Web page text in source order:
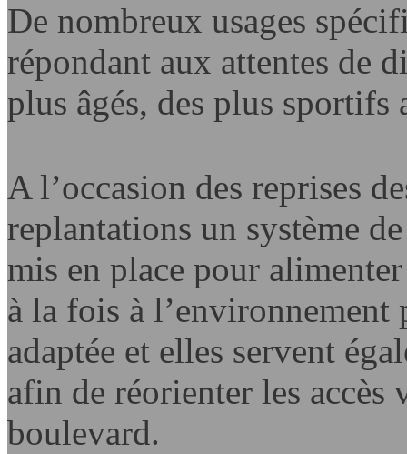
De nombreux usages
répondant aux attentes de
plus âgés, des plus
A l’occasion des reprises
replantations un système
mis en place pour
à la fois à l’environnement
adaptée et elles servent
afin de réorienter les
boulevard.